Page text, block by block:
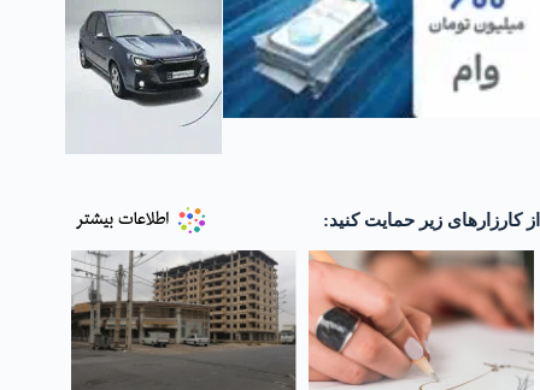
از کارزارهای زیر حمایت کنید: